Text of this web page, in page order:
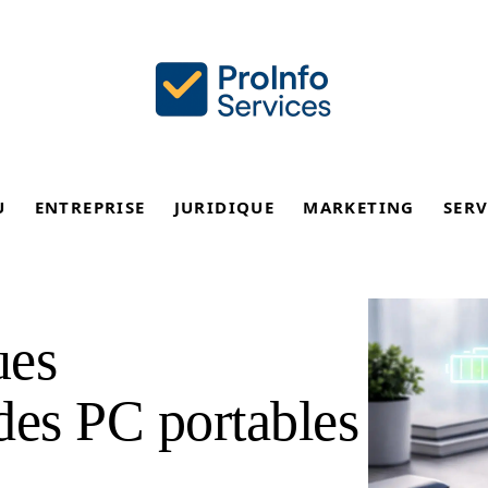
ENTREPRISE JURIDIQUE MARKETING
PC portables